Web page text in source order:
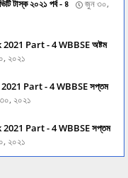
টাস্ক ২০২১ পর্ব - ৪
জুন ৩০,
Part - 4 WBBSE অষ্টম
২০২১
Part - 4 WBBSE সপ্তম
২০২১
Part - 4 WBBSE সপ্তম
২০২১